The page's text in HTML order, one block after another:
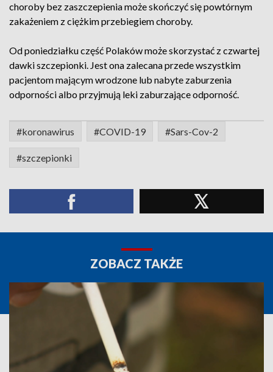
choroby bez zaszczepienia może skończyć się powtórnym
zakażeniem z ciężkim przebiegiem choroby.
Od poniedziałku część Polaków może skorzystać z czwartej
dawki szczepionki. Jest ona zalecana przede wszystkim
pacjentom mającym wrodzone lub nabyte zaburzenia
odporności albo przyjmują leki zaburzające odporność.
#koronawirus #COVID-19 #Sars-Cov-2
#szczepionki
ZOBACZ TAKŻE